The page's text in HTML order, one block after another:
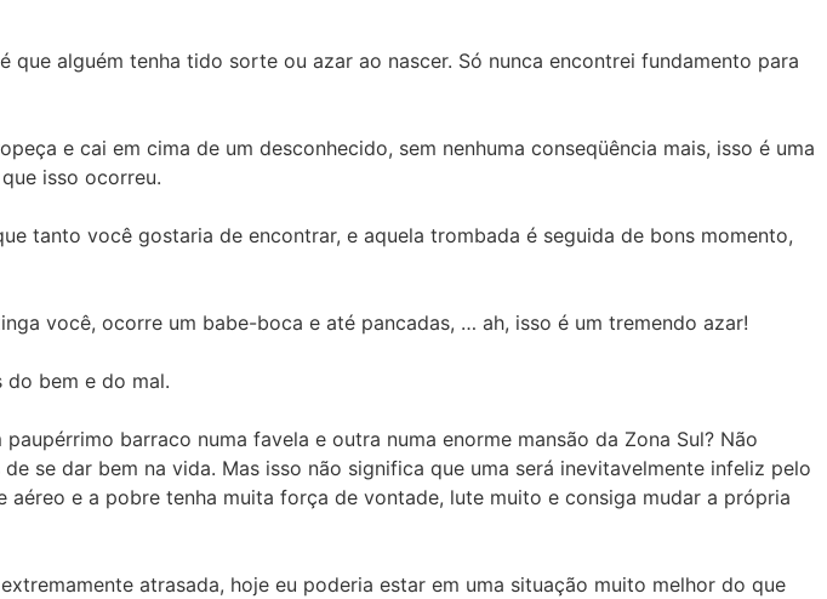
alguém tenha tido sorte ou azar ao nascer. Só nunca encontrei fundamento para
e cai em cima de um desconhecido, sem nenhuma conseqüência mais, isso é uma
isso ocorreu.
tanto você gostaria de encontrar, e aquela trombada é seguida de bons momento,
você, ocorre um babe-boca e até pancadas, … ah, isso é um tremendo azar!
do bem e do mal.
barraco numa favela e outra numa enorme mansão da Zona Sul? Não
se dar bem na vida. Mas isso não significa que uma será inevitavelmente infeliz pelo
e a pobre tenha muita força de vontade, lute muito e consiga mudar a própria
atrasada, hoje eu poderia estar em uma situação muito melhor do que